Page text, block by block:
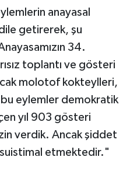
anayasal
dile getirerek, şu
34.
toplantı ve gösteri
molotof kokteylleri,
eylemler demokratik
yıl 903 gösteri
verdik. Ancak şiddet
suistimal etmektedir."